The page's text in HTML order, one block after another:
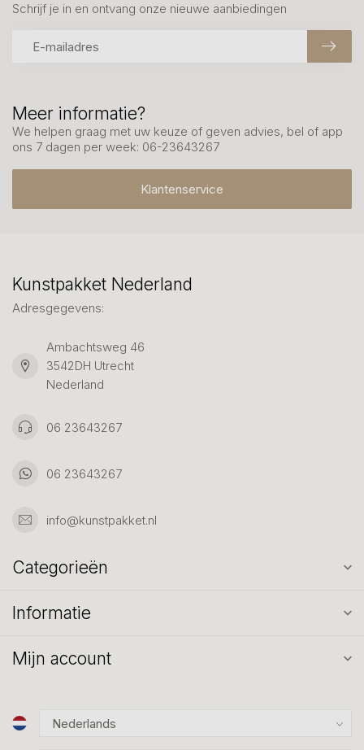
Meer informatie?
We helpen graag met uw keuze of geven advies, bel of app
ons 7 dagen per week: 06-23643267
Klantenservice
Schrijf je in en ontvang onze nieuwe aanbiedingen
Kunstpakket Nederland
Adresgegevens:
Ambachtsweg 46
3542DH Utrecht
Nederland
06 23643267
06 23643267
info@kunstpakket.nl
Categorieën
Informatie
Mijn account